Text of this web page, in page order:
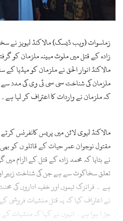
زماسوات (ویب ڈیسک) مالاکنڈ لیویز نے
زادہکے قتل میں ملوث مبینہ ملزمان کو
مالاکنڈانوار الحق نے ملزمان کو میڈیا
ملزمان کی شناخت سی سی ٹی وی کی مدد سے
کہ ملزمان نے واردات کا اعتراف کر لیا ہے۔
مالاکنڈ لیوی لائن میں پریس کانفرنس
مقتول نوجوان عمر حیات کے قاتلو ں کو
نے بتایا کہ محمد زادہ کے قتل کے الزام
تعلقسخاکوٹسے ہے جن کی شناخت زبیر
ہے ۔ فرانزک ٹیموں اور خفیہ اداروں کی
نے اعتراف کیا کہ یہ قتلمنشیات فروشی
جڑ ا ہوا ہے۔ انہوں نے کہا کہ منشیات